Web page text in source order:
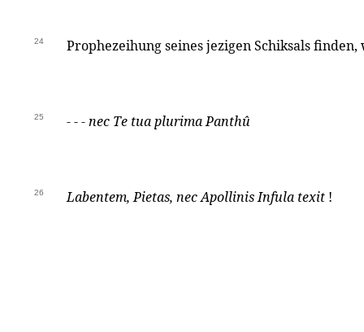
24 Prophezeihung seines jezigen Schiksals finden,
25 - - -nec Te tua plurima Panthû
26 Labentem, Pietas, nec Apollinis Infula texit !